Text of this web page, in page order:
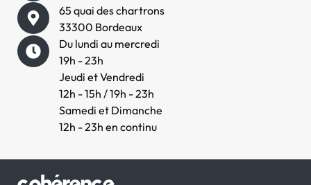
Restaurant viande Chartrons
Restaurant viande Tourny
65 quai des chartrons
33300 Bordeaux
Du lundi au mercredi
19h - 23h
Jeudi et Vendredi
12h - 15h / 19h - 23h
Samedi et Dimanche
12h - 23h en continu